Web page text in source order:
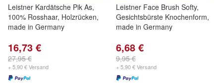
Leistner Kardätsche Pik As,
100% Rosshaar, Holzrücken,
made in Germany
16,73 €
27,95 €
+ 5,90 € Versand
Leistner Face Brush Softy,
Gesichtsbürste Knochenform,
made in Germany
6,68 €
9,95 €
+ 5,90 € Versand